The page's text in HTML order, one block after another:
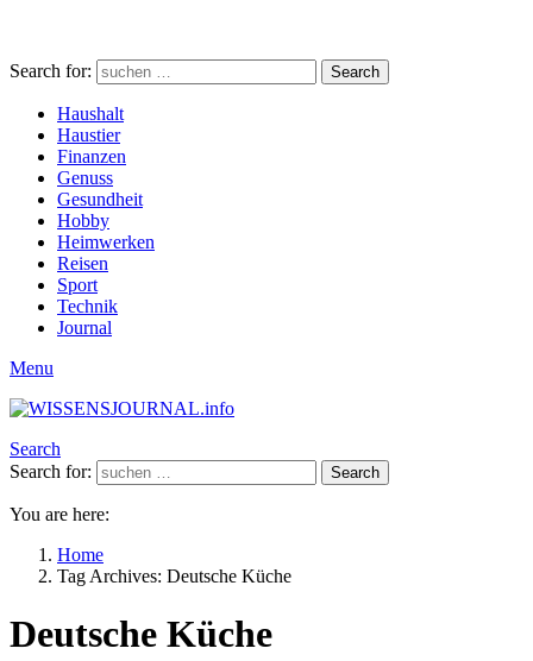
Search for: Search
Haushalt
Haustier
Finanzen
Genuss
Gesundheit
Hobby
Heimwerken
Reisen
Sport
Technik
Journal
Menu
Search
Search for:
Search
You are here:
Home
Tag Archives: Deutsche Küche
Deutsche Küche